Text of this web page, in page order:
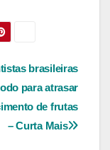
brasileiras
para atrasar
de frutas
– Curta Mais